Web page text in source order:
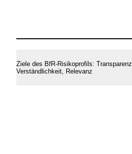
Ziele des BfR-Risikoprofils: Transparenz,
Verständlichkeit, Relevanz